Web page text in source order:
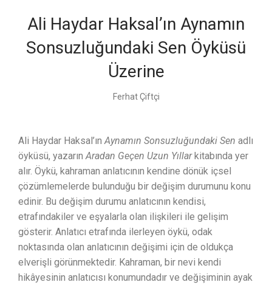
Ali Haydar Haksal’ın Aynamın
Sonsuzluğundaki Sen Öyküsü
Üzerine
Ferhat Çiftçi
Ali Haydar Haksal’ınAynamın Sonsuzluğundaki Sen adlı
öyküsü, yazarınAradan Geçen Uzun Yıllarkitabında yer
alır. Öykü, kahraman anlatıcının kendine dönük içsel
çözümlemelerde bulunduğu bir değişim durumunu konu
edinir. Bu değişim durumu anlatıcının kendisi,
etrafındakiler ve eşyalarla olan ilişkileri ile gelişim
gösterir. Anlatıcı etrafında ilerleyen öykü, odak
noktasında olan anlatıcının değişimi için de oldukça
elverişli görünmektedir. Kahraman, bir nevi kendi
hikâyesinin anlatıcısı konumundadır ve değişiminin ayak